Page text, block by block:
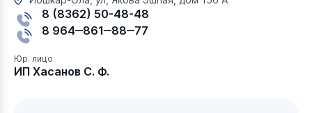
8 (8362) 50-48-48
8 964‒861‒88‒77
Юр. лицо
ИП Хасанов С. Ф.